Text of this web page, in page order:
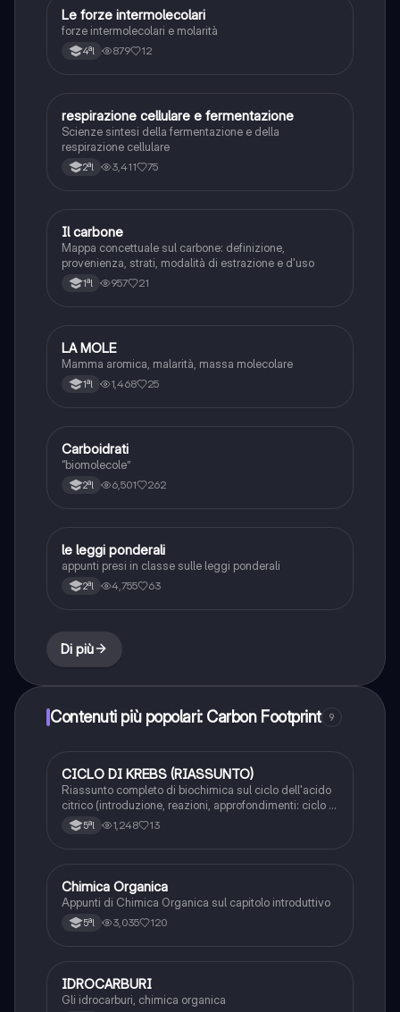
Chimica
Le forze intermolecolari
forze intermolecolari e molarità
4ªl 879 12
Chimica
respirazione cellulare e fermentazione
Scienze sintesi della fermentazione e della
respirazione cellulare
2ªl 3,411 75
Fisica
Il carbone
Mappa concettuale sul carbone: definizione,
provenienza, strati, modalità di estrazione e d'uso
1ªl 957 21
Chimica
LA MOLE
Mamma aromica, malarità, massa molecolare
1ªl 1,468 25
Chimica
Carboidrati
“biomolecole”
2ªl 6,501 262
Chimica
le leggi ponderali
appunti presi in classe sulle leggi ponderali
2ªl 4,755 63
Di più
Contenuti più popolari: Carbon Footprint 9
Chimica
CICLO DI KREBS (RIASSUNTO)
Riassunto completo di biochimica sul ciclo dell'acido
citrico (introduzione, reazioni, approfondimenti: ciclo di
Krebs come via anabolica, reazioni anaplerotiche e
cataplerotiche, controllo enzimatico della via
5ªl 1,248 13
Chimica
Chimica Organica
Appunti di Chimica Organica sul capitolo introduttivo
5ªl 3,035 120
Chimica
IDROCARBURI
Gli idrocarburi, chimica organica